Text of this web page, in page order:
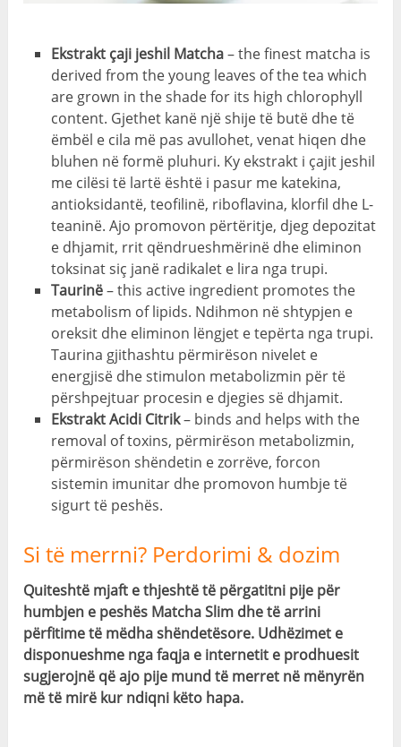
Ekstrakt çaji jeshil Matcha–the finest matcha is
derived from the young leaves of the tea which
are grown in the shade for its high chlorophyll
content. Gjethet kanë një shije të butë dhe të
ëmbël e cila më pas avullohet, venat hiqen dhe
bluhen në formë pluhuri. Ky ekstrakt i çajit jeshil
me cilësi të lartë është i pasur me katekina,
antioksidantë, teofilinë, riboflavina, klorfil dhe L-
teaninë. Ajo promovon përtëritje, djeg depozitat
e dhjamit, rrit qëndrueshmërinë dhe eliminon
toksinat siç janë radikalet e lira nga trupi.
Taurinë–this active ingredient promotes the
metabolism of lipids. Ndihmon në shtypjen e
oreksit dhe eliminon lëngjet e tepërta nga trupi.
Taurina gjithashtu përmirëson nivelet e
energjisë dhe stimulon metabolizmin për të
përshpejtuar procesin e djegies së dhjamit.
Ekstrakt Acidi Citrik– binds and helps with the
removal of toxins, përmirëson metabolizmin,
përmirëson shëndetin e zorrëve, forcon
sistemin imunitar dhe promovon humbje të
sigurt të peshës.
Si të merrni? Perdorimi & dozim
Quiteshtë mjaft e thjeshtë të përgatitni pije për
humbjen e peshës Matcha Slim dhe të arrini
përfitime të mëdha shëndetësore. Udhëzimet e
disponueshme nga faqja e internetit e prodhuesit
sugjerojnë që ajo pije mund të merret në mënyrën
më të mirë kur ndiqni këto hapa.